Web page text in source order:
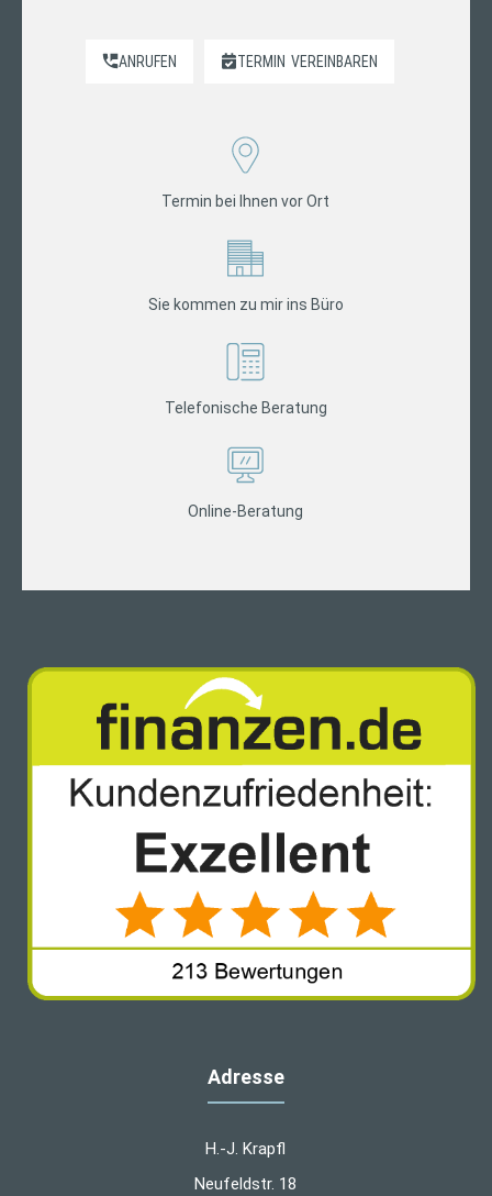
ANRUFEN TERMIN VEREINBAREN
Termin bei Ihnen vor Ort
Sie kommen zu mir ins Büro
Telefonische Beratung
Online-Beratung
Adresse
H.-J. Krapfl
Neufeldstr. 18